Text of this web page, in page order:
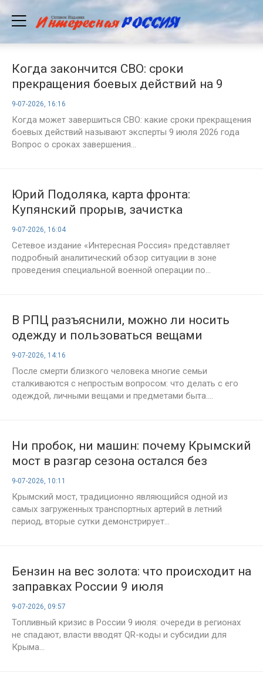
Когда закончится СВО: сроки
прекращения боевых действий на 9
июля от экспертов. Последние новости
о том, когда закончатся бои на Украине
9-07-2026, 16:16
Когда может завершиться СВО: какие сроки прекращения
боевых действий называют эксперты 9 июля 2026 года
Вопрос о сроках завершения...
Юрий Подоляка, карта фронта:
Купянский прорыв, зачистка
Константиновки и купол РЭБ для
Starlink — оперативная сводка на вечер 9
июля 2026 года
9-07-2026, 16:04
Сетевое издание «Интересная Россия» представляет
подробный аналитический обзор ситуации в зоне
проведения специальной военной операции по...
В РПЦ разъяснили, можно ли носить
одежду и пользоваться вещами
умерших родственников
9-07-2026, 14:16
После смерти близкого человека многие семьи
сталкиваются с непростым вопросом: что делать с его
одеждой, личными вещами и предметами быта....
Ни пробок, ни машин: почему Крымский
мост в разгар сезона остался без
автомобильного потока
9-07-2026, 10:11
Крымский мост, традиционно являющийся одной из
самых загруженных транспортных артерий в летний
период, вторые сутки демонстрирует...
Бензин на вес золота: что происходит на
заправках России 9 июля
9-07-2026, 09:57
Топливный кризис в России 9 июля: очереди в регионах
не спадают, власти вводят QR-коды и субсидии для
Крыма...